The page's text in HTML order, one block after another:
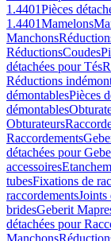
1.4401Pièces
1.4401Mamelons
Manchons
RéductionsCoudes
détachées pour Tés
Réductions
démontablesPièces
démontables
Obturateurs
Raccordements
détachées pour
accessoires
tubesFixations de
raccordementsJoints
bridesGeberit
détachées pour
Manchons